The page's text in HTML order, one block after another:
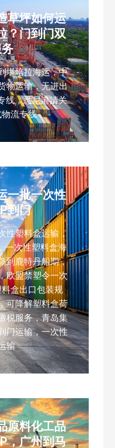
草坪如何运
？门到门双
堪培拉海运，中
物运输，无进出
线，悉尼港清关
流专线
一批一次性
到门
性塑料盒运输，
一次性塑料盒海
到鹿特丹船期，
欧盟禁塑令一次
盒出口包装规
可降解塑料盒荷
税服务，青岛集
门运输，一次性
输
原料化工品
，广州到马